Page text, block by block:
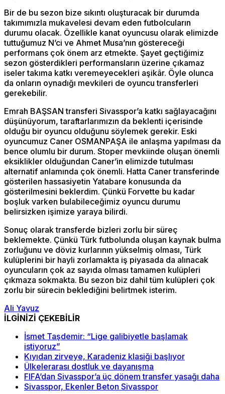
Bir de bu sezon bize sıkıntı oluşturacak bir durumda
takımımızla mukavelesi devam eden futbolcuların
durumu olacak. Özellikle kanat oyuncusu olarak elimizde
tuttuğumuz N’ci ve Ahmet Musa’nın göstereceği
performans çok önem arz etmekte. Şayet geçtiğimiz
sezon gösterdikleri performansların üzerine çıkamaz
iseler takıma katkı veremeyecekleri aşikâr. Öyle olunca
da onların oynadığı mevkileri de oyuncu transferleri
gerekebilir.
Emrah BAŞSAN transferi Sivasspor’a katkı sağlayacağını
düşünüyorum, taraftarlarımızın da beklenti içerisinde
olduğu bir oyuncu olduğunu söylemek gerekir. Eski
oyuncumuz Caner OSMANPAŞA ile anlaşma yapılması da
bence olumlu bir durum. Stoper mevkiinde oluşan önemli
eksiklikler olduğundan Caner’in elimizde tutulması
alternatif anlamında çok önemli. Hatta Caner transferinde
gösterilen hassasiyetin Yatabare konusunda da
gösterilmesini beklerdim. Çünkü Forvette bu kadar
boşluk varken bulabileceğimiz oyuncu durumu
belirsizken işimize yaraya bilirdi.
Sonuç olarak transferde bizleri zorlu bir süreç
beklemekte. Çünkü Türk futbolunda oluşan kaynak bulma
zorluğunu ve döviz kurlarının yükselmiş olması, Türk
kulüplerini bir hayli zorlamakta iş piyasada da alınacak
oyuncuların çok az sayıda olması tamamen kulüpleri
çıkmaza sokmakta. Bu sezon biz dahil tüm kulüpleri çok
zorlu bir sürecin beklediğini belirtmek isterim.
Ali Yavuz
İLGİNİZİ ÇEKEBİLİR
İsmet Taşdemir: “Lige galibiyetle başlamak
istiyoruz”
Kıyıdan zirveye, Karadeniz klasiği başlıyor
Ülkelerarası dostluk ve dayanışma
FIFA’dan Sivasspor’a üç dönem transfer yasağı daha
Sivasspor, Ekenler Beton Sivasspor